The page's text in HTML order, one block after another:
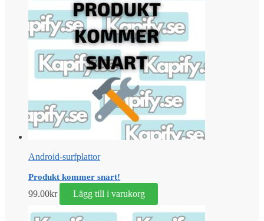
Android-surfplattor
Produkt kommer snart!
99.00kr Lägg till i varukorg